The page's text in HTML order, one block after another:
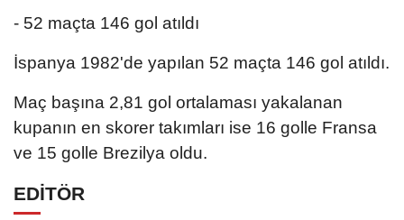
- 52 maçta 146 gol atıldı
İspanya 1982'de yapılan 52 maçta 146 gol atıldı.
Maç başına 2,81 gol ortalaması yakalanan
kupanın en skorer takımları ise 16 golle Fransa
ve 15 golle Brezilya oldu.
EDİTÖR